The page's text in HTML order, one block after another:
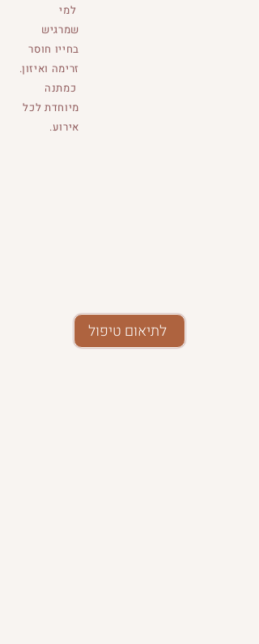
למי
שמרגיש
בחייו חוסר
זרימה ואיזון.
כמתנה
מיוחדת לכל
אירוע.
לתיאום טיפול